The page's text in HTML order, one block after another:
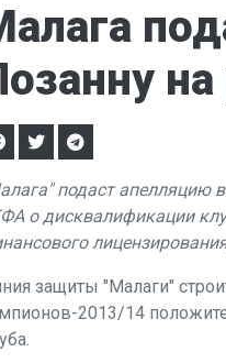
подаст апелляцию
о дисквалификации
защиты "Малаги"
2013/14